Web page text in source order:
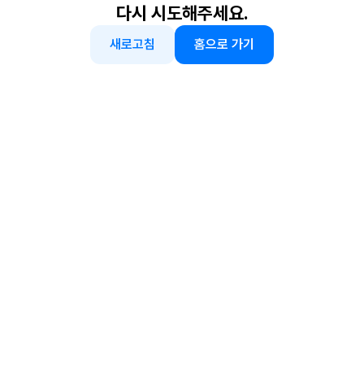
다시 시도해주세요.
새로고침 홈으로 가기